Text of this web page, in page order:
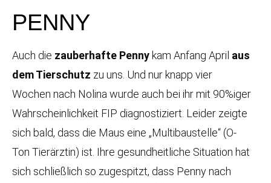
PENNY
Auch die zauberhafte Pennykam Anfang April aus
dem Tierschutz zu uns. Und nur knapp vier
Wochen nach Nolina wurde auch bei ihr mit 90%iger
Wahrscheinlichkeit FIP diagnostiziert. Leider zeigte
sich bald, dass die Maus eine „Multibaustelle“ (O-
Ton Tierärztin) ist. Ihre gesundheitliche Situation hat
sich schließlich so zugespitzt, dass Penny nach